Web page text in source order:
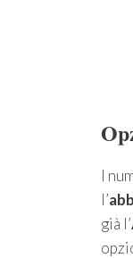
I
l’
già l’